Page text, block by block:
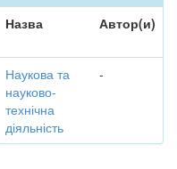
Назва Автор(и)
Наукова та
науково-
технічна
діяльність
-